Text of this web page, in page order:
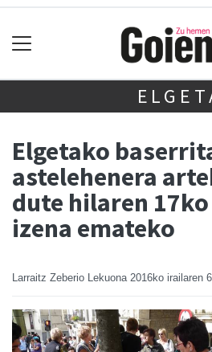
Elgetako
astelehenera
dute hilaren
izena emateko
Larraitz Zeberio Lekuona 2016ko irailaren